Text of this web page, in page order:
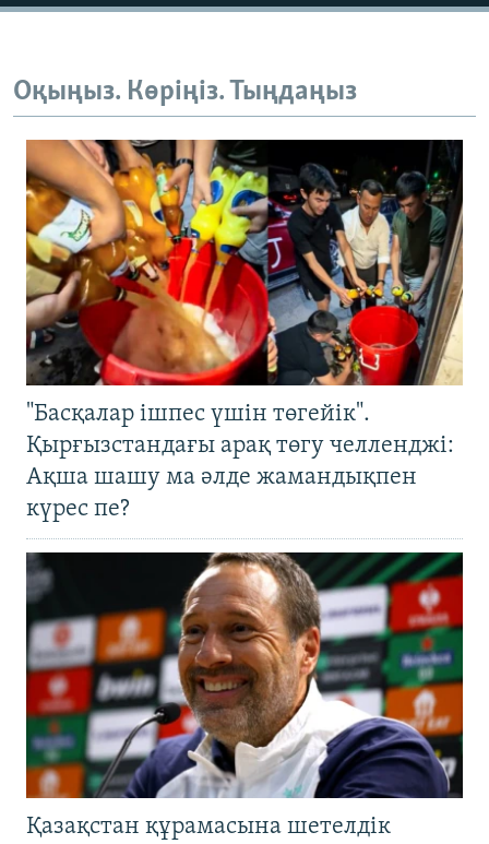
Оқыңыз. Көріңіз. Тыңдаңыз
"Басқалар ішпес үшін төгейік".
Қырғызстандағы арақ төгу челленджі:
Ақша шашу ма әлде жамандықпен
күрес пе?
Қазақстан құрамасына шетелдік